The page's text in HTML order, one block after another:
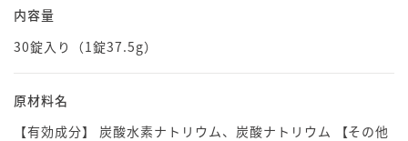
内容量
30錠入り（1錠37.5g）
原材料名
【有効成分】 炭酸水素ナトリウム、炭酸ナトリウム 【その他